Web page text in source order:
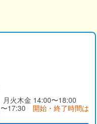
火木金 14:00〜18:00
17:30 開始・終了時間は